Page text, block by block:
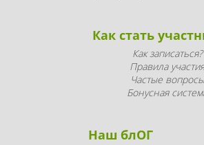
Как стать
Как записаться?
Правила участия
Частые вопросы
Бонусная
Наш блОГ